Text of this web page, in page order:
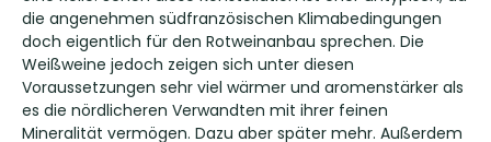
die angenehmen südfranzösischen Klimabedingungen
doch eigentlich für den Rotweinanbau sprechen. Die
Weißweine jedoch zeigen sich unter diesen
Voraussetzungen sehr viel wärmer und aromenstärker als
es die nördlicheren Verwandten mit ihrer feinen
Mineralität vermögen. Dazu aber später mehr. Außerdem